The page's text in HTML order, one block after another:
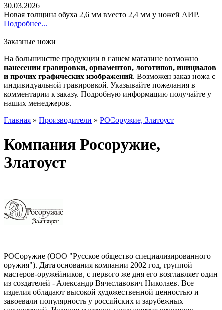
30.03.2026
Новая толщина обуха 2,6 мм вместо 2,4 мм у ножей АИР.
Подробнее...
Заказные ножи
На большинстве продукции в нашем магазине возможно
нанесении гравировки, орнаментов, логотипов, инициалов
и прочих графических изображений. Возможен заказ ножа с
индивидуальной гравировкой. Указывайте пожелания в
комментарии к заказу. Подробную информацию получайте у
наших менеджеров.
Главная » Производители » РОСоружие, Златоуст
Компания Росоружие,
Златоуст
РОСоружие (ООО "Русское общество специализированного
оружия"). Дата основания компании 2002 год, группой
мастеров-оружейников, с первого же дня его возглавляет один
из создателей - Александр Вячеславович Николаев. Все
изделия обладают высокой художественной ценностью и
завоевали популярность у российских и зарубежных